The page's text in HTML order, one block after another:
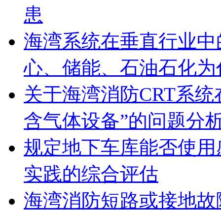
患
海湾系统在垂直行业
心、储能、石油石化
关于海湾消防CRT系
含气体设备”的问题分
规定地下车库能否使
实践的综合评估
海湾消防短路或接地